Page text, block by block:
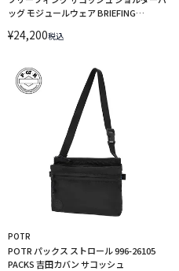
ッグ モジュールウェア BRIEFING
¥24,200税込
POTR
POTR パックス ストロール 996-26105
PACKS 吉田カバン サコッシュ